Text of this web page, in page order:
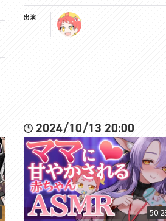
▽公式サイト
音楽：MOMIZizm
https://
出演
2024/10/13 20:00